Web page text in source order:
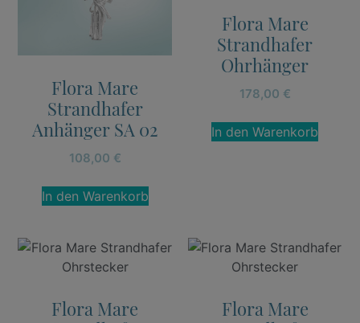
Flora Mare
Strandhafer
Anhänger SA 02
108,00 €
In den Warenkorb
Flora Mare
Strandhafer
Ohrhänger
178,00 €
In den Warenkorb
Flora Mare
Flora Mare